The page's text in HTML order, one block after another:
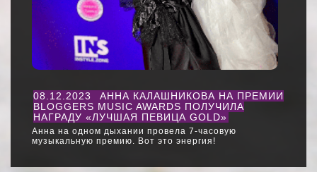
08.12.2023
АННА КАЛАШНИКОВА НА ПРЕМИИ
BLOGGERS MUSIC AWARDS ПОЛУЧИЛА
НАГРАДУ «ЛУЧШАЯ ПЕВИЦА GOLD»
Анна на одном дыхании провела 7-часовую
музыкальную премию. Вот это энергия!